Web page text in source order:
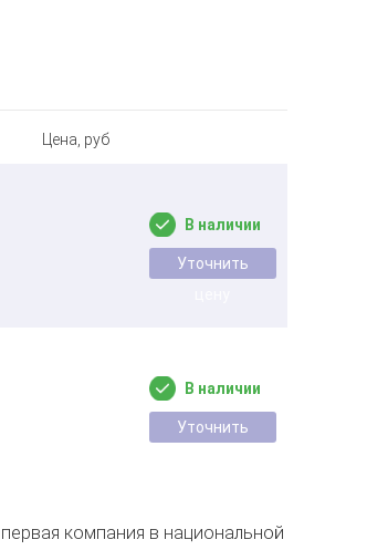
Цена, руб
В наличии
Уточнить
В наличии
Уточнить
компания в национальной